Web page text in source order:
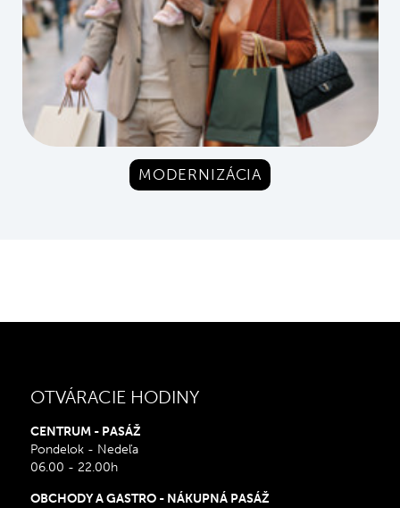
MODERNIZÁCIA
OTVÁRACIE HODINY
CENTRUM - PASÁŽ
Pondelok - Nedeľa
06.00 - 22.00h
OBCHODY A GASTRO - NÁKUPNÁ PASÁŽ